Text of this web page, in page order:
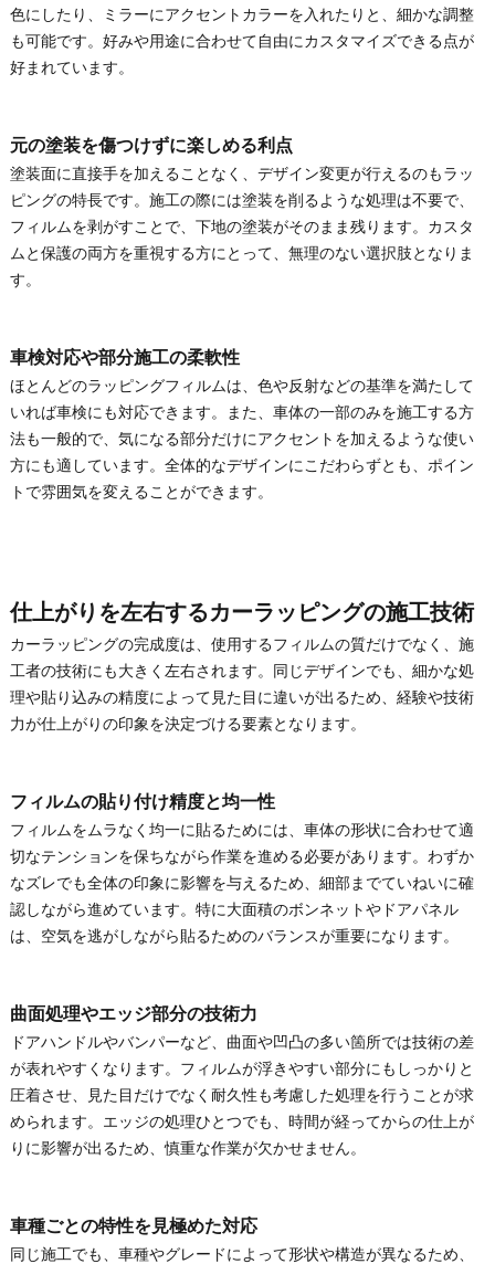
色にしたり、ミラーにアクセントカラーを入れたりと、細かな調整
も可能です。好みや用途に合わせて自由にカスタマイズできる点が
好まれています。
元の塗装を傷つけずに楽しめる利点
塗装面に直接手を加えることなく、デザイン変更が行えるのもラッ
ピングの特長です。施工の際には塗装を削るような処理は不要で、
フィルムを剥がすことで、下地の塗装がそのまま残ります。カスタ
ムと保護の両方を重視する方にとって、無理のない選択肢となりま
す。
車検対応や部分施工の柔軟性
ほとんどのラッピングフィルムは、色や反射などの基準を満たして
いれば車検にも対応できます。また、車体の一部のみを施工する方
法も一般的で、気になる部分だけにアクセントを加えるような使い
方にも適しています。全体的なデザインにこだわらずとも、ポイン
トで雰囲気を変えることができます。
仕上がりを左右するカーラッピングの施工技術
カーラッピングの完成度は、使用するフィルムの質だけでなく、施
工者の技術にも大きく左右されます。同じデザインでも、細かな処
理や貼り込みの精度によって見た目に違いが出るため、経験や技術
力が仕上がりの印象を決定づける要素となります。
フィルムの貼り付け精度と均一性
フィルムをムラなく均一に貼るためには、車体の形状に合わせて適
切なテンションを保ちながら作業を進める必要があります。わずか
なズレでも全体の印象に影響を与えるため、細部までていねいに確
認しながら進めています。特に大面積のボンネットやドアパネル
は、空気を逃がしながら貼るためのバランスが重要になります。
曲面処理やエッジ部分の技術力
ドアハンドルやバンパーなど、曲面や凹凸の多い箇所では技術の差
が表れやすくなります。フィルムが浮きやすい部分にもしっかりと
圧着させ、見た目だけでなく耐久性も考慮した処理を行うことが求
められます。エッジの処理ひとつでも、時間が経ってからの仕上が
りに影響が出るため、慎重な作業が欠かせません。
車種ごとの特性を見極めた対応
同じ施工でも、車種やグレードによって形状や構造が異なるため、